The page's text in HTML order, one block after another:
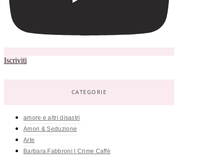
Iscriviti
CATEGORIE
amore e altri disastri
Amori & Seduzione
Arte
Barbara Fabbroni | Crime Caffè